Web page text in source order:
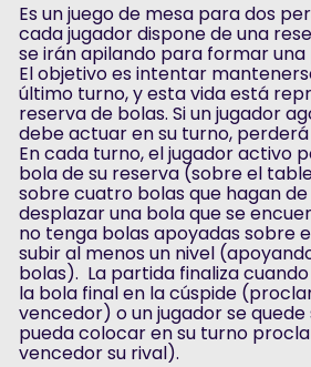
Es un juego de mesa para dos
cada jugador dispone de una
se irán apilando para formar una
El objetivo es intentar
último turno, y esta vida está
reserva de bolas. Si un jugador
debe actuar en su turno,
En cada turno, el jugador activo
bola de su reserva (sobre el
sobre cuatro bolas que hagan
desplazar una bola que se
no tenga bolas apoyadas sobre
subir al menos un nivel
bolas). La partida finaliza
la bola final en la cúspide
vencedor) o un jugador se quede
pueda colocar en su turno
vencedor su rival).